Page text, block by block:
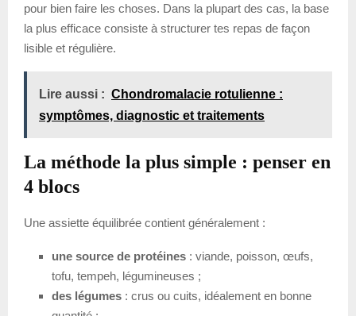
pour bien faire les choses. Dans la plupart des cas, la base
la plus efficace consiste à structurer tes repas de façon
lisible et régulière.
Lire aussi : Chondromalacie rotulienne :
symptômes, diagnostic et traitements
La méthode la plus simple : penser en
4 blocs
Une assiette équilibrée contient généralement :
une source de protéines : viande, poisson, œufs,
tofu, tempeh, légumineuses ;
des légumes : crus ou cuits, idéalement en bonne